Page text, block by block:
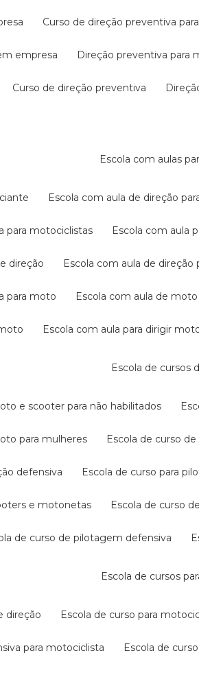
curso de direção preventiva
empresa direção preventiva para
curso de direção preventiva
escola com aulas
escola com aula de direção
para motociclistas escola com aula
direção escola com aula de
para moto escola com aula de
escola com aula para dirigir
escola de
e scooter para não habilitados
para mulheres escola de curso
defensiva escola de curso para
e motonetas escola de curso
de curso de pilotagem defensiva
escola de cursos
direção escola de curso para
para motociclista escola de